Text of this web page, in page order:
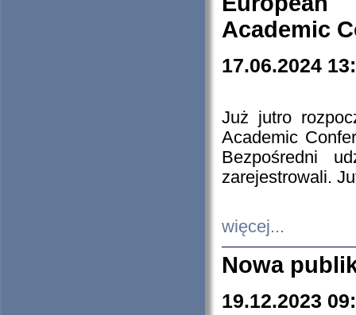
Academic
17.06.2024
Już jutro
Academic
Bezpośredni
zarejestrowali.
więcej...
Nowa
19.12.2023